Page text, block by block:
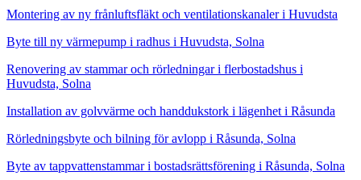
Montering av ny frånluftsfläkt och ventilationskanaler i Huvudsta
Byte till ny värmepump i radhus i Huvudsta, Solna
Renovering av stammar och rörledningar i flerbostadshus i
Huvudsta, Solna
Installation av golvvärme och handdukstork i lägenhet i Råsunda
Rörledningsbyte och bilning för avlopp i Råsunda, Solna
Byte av tappvattenstammar i bostadsrättsförening i Råsunda, Solna